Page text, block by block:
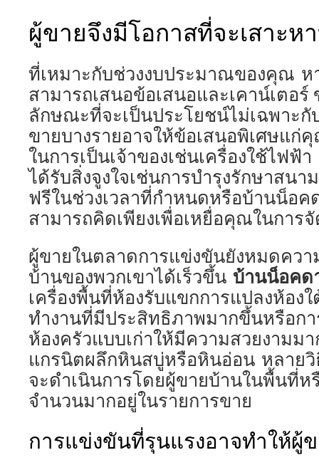
ผู้ขายจึงมีโอกาสที่จะเสาะ
ที่เหมาะกับช่วงงบประมาณของคุณ
สามารถเสนอข้อเสนอและเคาน์เตอร์
ลักษณะที่จะเป็นประโยชน์ไม่เฉพาะ
ขายบางรายอาจให้ข้อเสนอพิเศษแก่
ในการเป็นเจ้าของเช่นเครื่องใช้ไฟ
ได้รับสิ่งจูงใจเช่นการบำรุงรักษาสน
ฟรีในช่วงเวลาที่กำหนดหรือบ้านน็อค
สามารถคิดเพียงเพื่อเหยื่อคุณในการ
ผู้ขายในตลาดการแข่งขันยังหมดคว
บ้านของพวกเขาได้เร็วขึ้น บ้านน็อคด
เครื่องพื้นที่ห้องรับแขกการแปลงห้อง
ทำงานที่มีประสิทธิภาพมากขึ้นหรือกา
ห้องครัวแบบเก่าให้มีความสวยงามม
แกรนิตผลึกหินสบู่หรือหินอ่อน หลาย
จะดำเนินการโดยผู้ขายบ้านในพื้นที่
จำนวนมากอยู่ในรายการขาย
การแข่งขันที่รุนแรงอาจทำให้ผู้